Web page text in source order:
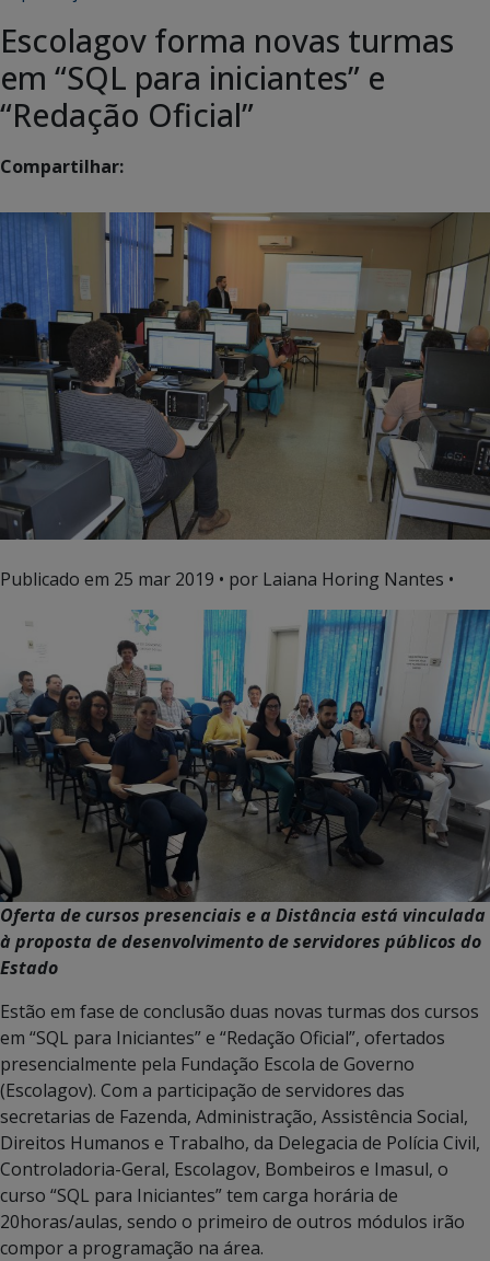
Escolagov forma novas turmas
em “SQL para iniciantes” e
“Redação Oficial”
Compartilhar:
Publicado em 25 mar 2019 • por Laiana Horing Nantes •
Oferta de cursos presenciais e a Distância está vinculada
à proposta de desenvolvimento de servidores públicos do
Estado
Estão em fase de conclusão duas novas turmas dos cursos
em “SQL para Iniciantes” e “Redação Oficial”, ofertados
presencialmente pela Fundação Escola de Governo
(Escolagov). Com a participação de servidores das
secretarias de Fazenda, Administração, Assistência Social,
Direitos Humanos e Trabalho, da Delegacia de Polícia Civil,
Controladoria-Geral, Escolagov, Bombeiros e Imasul, o
curso “SQL para Iniciantes” tem carga horária de
20horas/aulas, sendo o primeiro de outros módulos irão
compor a programação na área.